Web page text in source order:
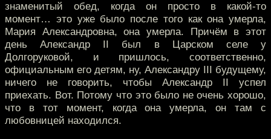
знаменитый обед, когда он просто в какой-то
момент… это уже было после того как она умерла,
Мария Александровна, она умерла. Причём в этот
день Александр II был в Царском селе у
Долгоруковой, и пришлось, соответственно,
официальным его детям, ну, Александру III будущему,
ничего не говорить, чтобы Александр II успел
приехать. Вот. Потому что это было не очень хорошо,
что в тот момент, когда она умерла, он там с
любовницей находился.